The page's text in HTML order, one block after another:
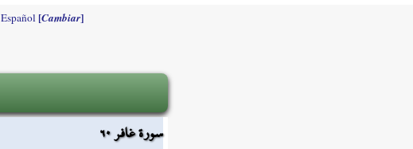
Español [Cambiar]
سورة غافر ٦٠